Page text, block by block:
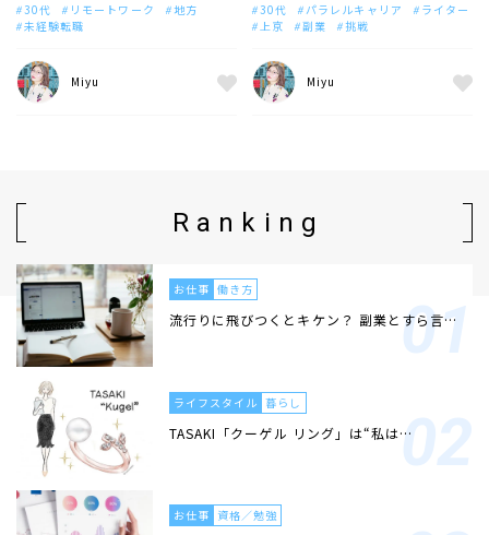
30代 リモートワーク
地方
未経験転職
Miyu
30代 パラレルキャリア
ライター
上京
副業 挑戦
Miyu
Ranking
お仕事 働き方
流行りに飛びつくとキケン？ 副業とすら言…
ライフスタイル 暮らし
TASAKI「クーゲル リング」は“私は…
お仕事 資格／勉強